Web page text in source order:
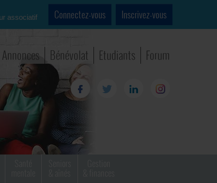
associatif Connectez-vous Inscrivez-vous
Annonces Bénévolat Etudiants Forum